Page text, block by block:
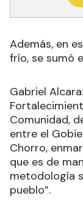
Además, en
frío, se sumó
Gabriel
Comunidad,
entre el
Chorro,
que es de
metodología
pueblo”.